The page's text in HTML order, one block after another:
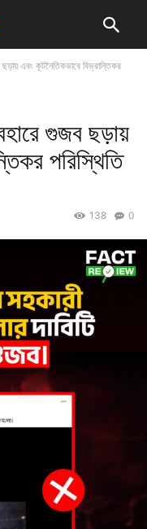
ছড়ায় এবং কূটনৈতিকভাবে বিভ্রান্তিকর
গুজব ছড়ায়
পরিস্থিতি
0
138